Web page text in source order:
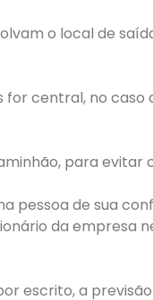
o local de
for central, no caso
para evitar
pessoa de sua
da empresa
escrito, a